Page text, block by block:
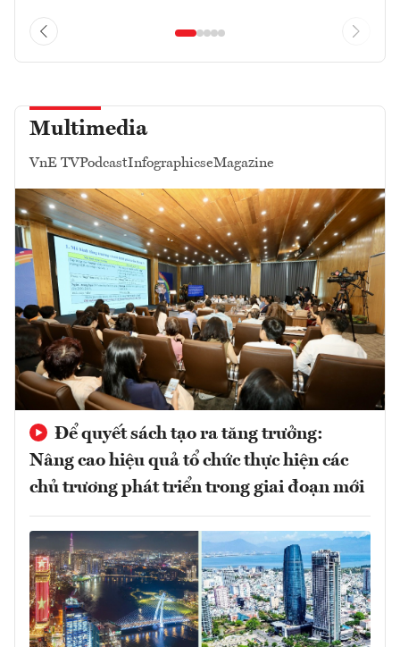
Multimedia
VnE TVPodcastInfographicseMagazine
Để quyết sách tạo ra tăng trưởng:
Nâng cao hiệu quả tổ chức thực hiện các
chủ trương phát triển trong giai đoạn mới